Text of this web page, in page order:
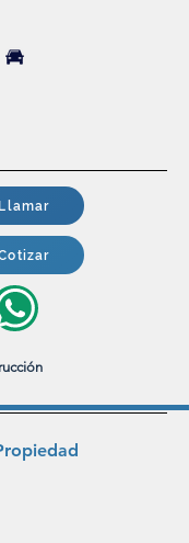
Llamar